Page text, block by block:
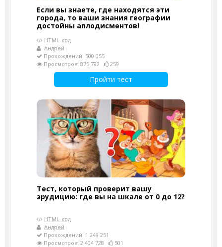
Если вы знаете, где находятся эти
города, то ваши знания географии
достойны аплодисментов!
HTML-код
Андрей
Прохождений: 500 055
Просмотров: 875 792
259
Пройти тест
Тест, который проверит вашу
эрудицию: где вы на шкале от 0 до 12?
HTML-код
Андрей
Прохождений: 1 248 251
Просмотров: 2 404 728
501